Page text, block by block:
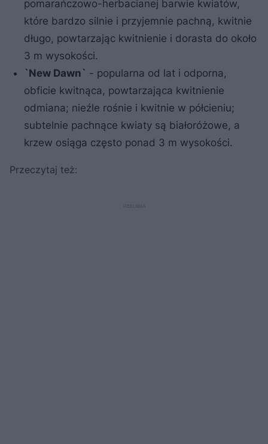
pomarańczowo-herbacianej barwie kwiatów,
które bardzo silnie i przyjemnie pachną, kwitnie
długo, powtarzając kwitnienie i dorasta do około
3 m wysokości.
`New Dawn` - popularna od lat i odporna,
obficie kwitnąca, powtarzająca kwitnienie
odmiana; nieźle rośnie i kwitnie w półcieniu;
subtelnie pachnące kwiaty są białoróżowe, a
krzew osiąga często ponad 3 m wysokości.
Przeczytaj też: